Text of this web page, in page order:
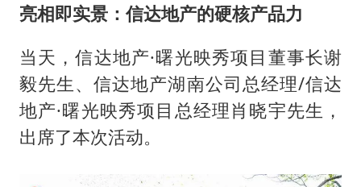
亮相即实景：信达地产的硬核产品力
当天，信达地产·曙光映秀项目董事长谢
毅先生、信达地产湖南公司总经理/信达
地产·曙光映秀项目总经理肖晓宇先生，
出席了本次活动。